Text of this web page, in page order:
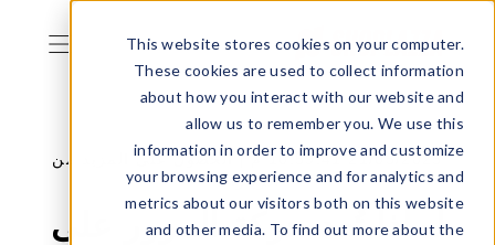
This website stores cookies on your computer.
These cookies are used to collect information
about how you interact with our website and
allow us to remember you. We use this
information in order to improve and customize
your browsing experience and for analytics and
metrics about our visitors both on this website
and other media. To find out more about the
21/05/2025 10:59:41 م |
الحصول على المزيد من
الزيارات
لماذا تُعد حركة المرور على